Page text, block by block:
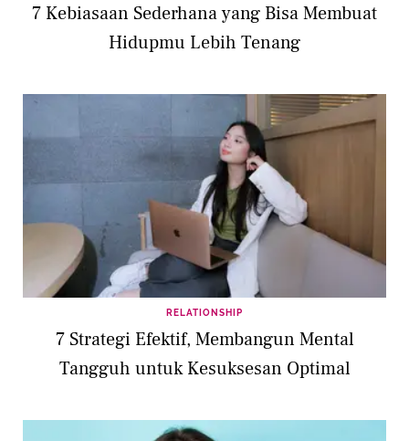
7 Kebiasaan Sederhana yang Bisa Membuat
Hidupmu Lebih Tenang
RELATIONSHIP
7 Strategi Efektif, Membangun Mental
Tangguh untuk Kesuksesan Optimal